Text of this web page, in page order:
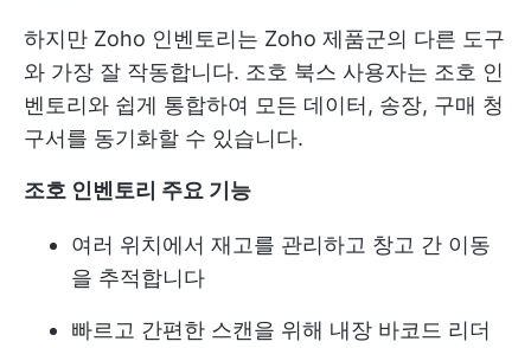
하지만 Zoho 인벤토리는 Zoho 제품군의 다른 도구
와 가장 잘 작동합니다. 조호 북스 사용자는 조호 인
벤토리와 쉽게 통합하여 모든 데이터, 송장, 구매 청
구서를 동기화할 수 있습니다.
조호 인벤토리 주요 기능
여러 위치에서 재고를 관리하고 창고 간 이동
을 추적합니다
빠르고 간편한 스캔을 위해 내장 바코드 리더